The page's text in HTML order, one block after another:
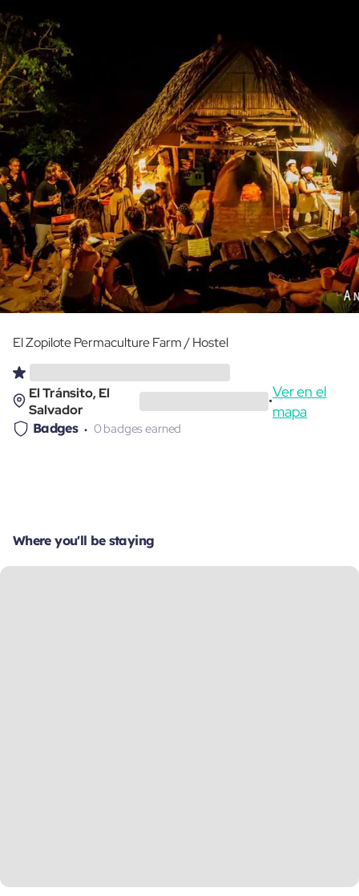
El Zopilote Permaculture Farm / Hostel
El Tránsito, El
Salvador
•
Ver en el
mapa
Badges 0 badges earned
Where you'll be staying